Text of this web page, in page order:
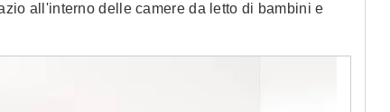
all'interno delle camere da letto di bambini e